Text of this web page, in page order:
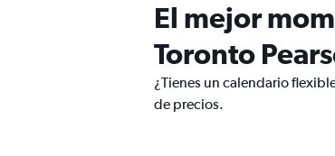
El mejor
Toronto
¿Tienes un calendario
de precios.